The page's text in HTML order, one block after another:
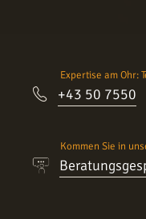
Expertise am Ohr:
+43 50 7550
Kommen Sie in